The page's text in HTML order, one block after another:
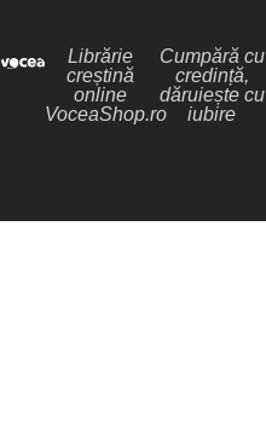
Librărie
creștină
online
VoceaShop.ro
Cumpără cu
credință,
dăruiește cu
iubire